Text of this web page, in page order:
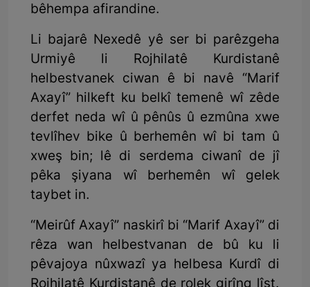
bêhempa afirandine.
Li bajarê Nexedê yê ser bi parêzgeha
Urmiyê li Rojhilatê Kurdistanê
helbestvanek ciwan ê bi navê “Marif
Axayî” hilkeft ku belkî temenê wî zêde
derfet neda wî û pênûs û ezmûna xwe
tevlîhev bike û berhemên wî bi tam û
xweş bin; lê di serdema ciwanî de jî
pêka şiyana wî berhemên wî gelek
taybet in.
“Meirûf Axayî” naskirî bi “Marif Axayî” di
rêza wan helbestvanan de bû ku li
pêvajoya nûxwazî ya helbesa Kurdî di